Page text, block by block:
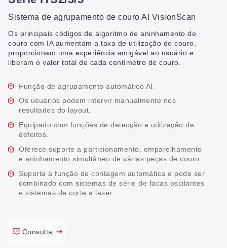
Sistema de agrupamento de couro AI VisionScan
Os principais códigos de algoritmo de aninhamento de
couro com IA aumentam a taxa de utilização do couro,
proporcionam uma experiência amigável ao usuário e
liberam o valor total de cada centímetro de couro.
Função de agrupamento automático AI.
Os usuários podem intervir manualmente nos
resultados do layout.
Equipado com funções de detecção e utilização de
defeitos.
Oferece suporte a particionamento, emparelhamento
e aninhamento simultâneo de várias peças de couro.
Suporta a função de contagem automática e pode ser
combinado com sistemas de série de facas oscilantes
e sistemas de corte a laser.
Consulta